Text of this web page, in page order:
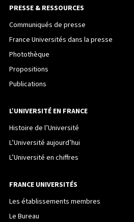
PRESSE & RESSOURCES
Communiqués de presse
France Universités dans la presse
Photothèque
Propositions
Publications
L’UNIVERSITÉ EN FRANCE
Histoire de l’Université
L’Université aujourd’hui
L’Université en chiffres
FRANCE UNIVERSITÉS
Les établissements membres
Le Bureau